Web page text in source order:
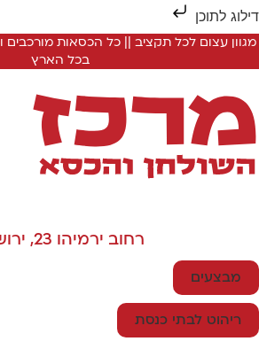
לתוכן
מגוון עצום לכל תקציב || כל הכסאות מורכבים
בכל הארץ
רחוב ירמיהו 23, ירושלים
מבצעים
ריהוט לבתי כנסת